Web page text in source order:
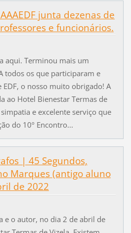
junta dezenas de
e funcionários.
aqui. Terminou mais um
todos os que participaram e
o nosso muito obrigado! A
ao Hotel Bienestar Termas de
e excelente serviço que
do 10º Encontro...
| 45 Segundos,
Marques (antigo aluno
de 2022
e o autor, no dia 2 de abril de